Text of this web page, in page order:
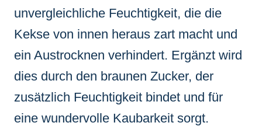
unvergleichliche Feuchtigkeit, die die
Kekse von innen heraus zart macht und
ein Austrocknen verhindert. Ergänzt wird
dies durch den braunen Zucker, der
zusätzlich Feuchtigkeit bindet und für
eine wundervolle Kaubarkeit sorgt.